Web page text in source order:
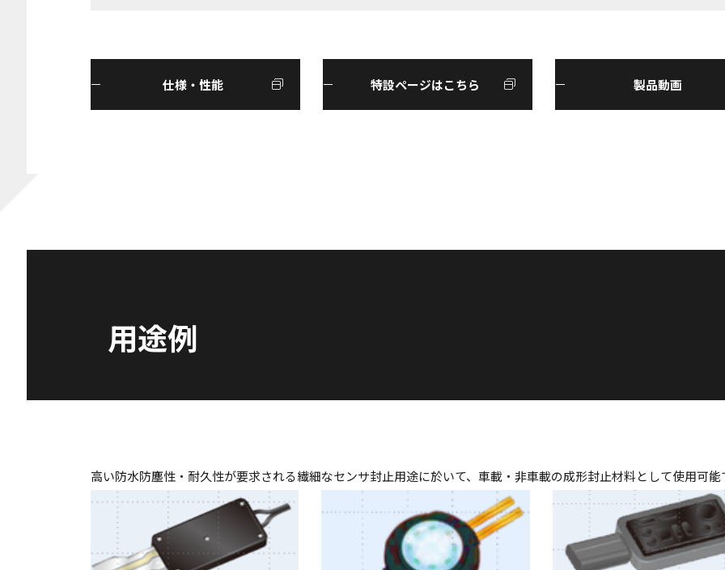
仕様・性能 特設ページはこちら 製品動画
用途例
高い防水防塵性・耐久性が要求される繊細なセンサ封止用途に於いて、車載・非車載の成形封止材料として使用可能